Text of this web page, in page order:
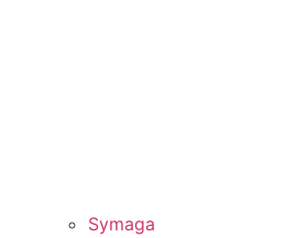
Symaga